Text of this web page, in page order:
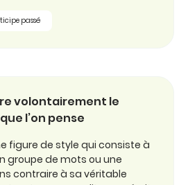
passé
volontairement le
l’on pense
figure de style qui consiste à
groupe de mots ou une
contraire à sa véritable